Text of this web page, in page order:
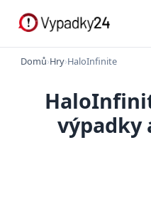
Domů›Hry›HaloInfinite
výpadky